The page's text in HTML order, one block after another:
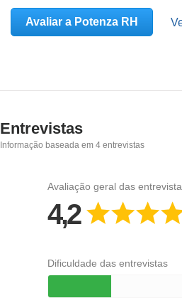
Avaliar a Potenza RH
Entrevistas
Informação baseada em 4 entrevistas
Avaliação geral das
4,2
Dificuldade das entrevistas